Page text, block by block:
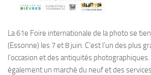
La 61e Foire internationale de la photo se
(Essonne) les 7 et 8 juin. C’est l’un des plus
l’occasion et des antiquités
également un marché du neuf et des